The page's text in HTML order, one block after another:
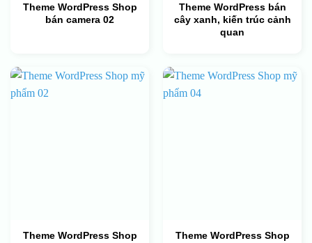
Theme WordPress Shop
bán camera 02
Theme WordPress bán
cây xanh, kiến trúc cảnh
quan
Theme WordPress Shop
Theme WordPress Shop